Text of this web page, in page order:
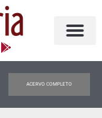
ACERVO COMPLETO